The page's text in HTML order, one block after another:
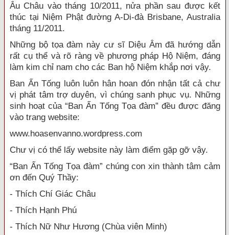
Âu Châu vào tháng 10/2011, nửa phần sau được kết
thúc tại Niệm Phật đường A-Di-đà Brisbane, Australia
tháng 11/2011.
Những bộ tọa đàm này cư sĩ Diệu Âm đã hướng dẫn
rất cụ thể và rõ ràng về phương pháp Hộ Niệm, đáng
làm kim chỉ nam cho các Ban hộ Niệm khắp nơi vậy.
Ban Ấn Tống luôn luôn hân hoan đón nhận tất cả chư
vị phát tâm trợ duyên, vì chúng sanh phục vụ. Những
sinh hoạt của “Ban Ấn Tống Tọa đàm” đều được đăng
vào trang website:
www.hoasenvanno.wordpress.com
Chư vị có thể lấy website này làm điểm gặp gỡ vậy.
“Ban Ấn Tống Tọa đàm” chúng con xin thành tâm cảm
ơn đến Quý Thầy:
- Thích Chí Giác Châu
- Thích Hạnh Phú
- Thích Nữ Như Hương (Chùa viên Minh)